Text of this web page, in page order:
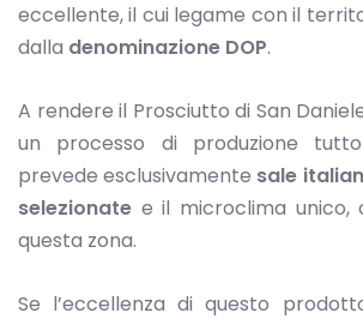
eccellente, il cui legame con il
dalla denominazione DOP.
A rendere il Prosciutto di San
un processo di produzione
prevede esclusivamente sale
selezionate e il microclima unico,
questa zona.
Se l’eccellenza di questo